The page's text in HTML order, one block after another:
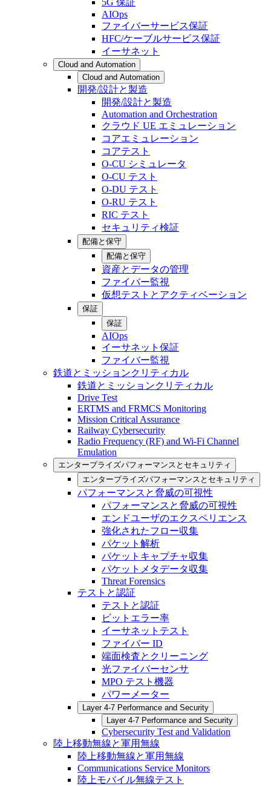
5G 保証
AIOps
ファイバーサービス保証
HFC/ケーブルサービス保証
イーサネット
Cloud and Automation
Cloud and Automation
開発/設計と製造
開発/設計と製造
Automation and Orchestration
クラウド UE エミュレーション
コアエミュレーション
コアテスト
O-CU シミュレータ
O-CU テスト
O-DU テスト
O-RU テスト
RIC テスト
セキュリティ検証
配備と保守
配備と保守
資産とデータの管理
ファイバー監視
仮想テストとアクティベーション
保証
保証
AIOps
イーサネット保証
ファイバー監視
鉄道とミッションクリティカル
鉄道とミッションクリティカル
Drive Test
ERTMS and FRMCS Monitoring
Mission Critical Assurance
Railway Cybersecurity
Radio Frequency (RF) and Wi-Fi Channel
Emulation
エンタープライズパフォーマンスとセキュリティ
エンタープライズパフォーマンスとセキュリティ
パフォーマンスと脅威の可視性
パフォーマンスと脅威の可視性
エンドユーザのエクスペリエンス
強化されたフロー収集
パケット解析
パケットキャプチャ収集
パケットメタデータ収集
Threat Forensics
テストと認証
テストと認証
ビットエラー率
イーサネットテスト
ファイバー ID
端面検査とクリーニング
光ファイバーセンサ
MPO テスト機器
パワーメーター
Layer 4-7 Performance and Security
Layer 4-7 Performance and Security
Cybersecurity Test and Validation
陸上移動無線と軍用無線
陸上移動無線と軍用無線
Communications Service Monitors
陸上モバイル無線テスト